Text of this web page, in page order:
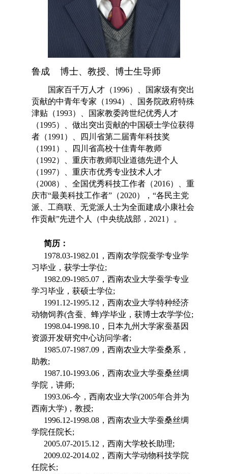
鲁成 博士、教授、博士生导师
国家百千万人才（1996）、国家级有突出
贡献的中青年专家（1994）、国务院政府特殊
津贴（1993）、国家教委跨世纪优秀人才
（1995）、做出突出贡献的中国硕士学位获得
者（1991）、四川省第二届青年科技奖
（1991）、四川省高校十佳青年教师
（1992）、重庆市教师职业道德先进个人
（1997）、重庆市优秀专业技术人才
（2008）、全国优秀科技工作者（2016）、重
庆市“最美科技工作者”（2020），“各民主党
派、工商联、无党派人士为全面建成小康社会
作贡献”先进个人（中央统战部，2021）。
简历：
1978.03-1982.01，西南农学院蚕学专业学
习毕业，获学士学位;
1982.09-1985.07，西南农业大学蚕学专业
学习毕业，获硕士学位;
1991.12-1995.12，西南农业大学特种经济
动物饲养(含蚕、蜂)学毕业，获博士农学学位;
1998.04-1998.10，日本九州大学家蚕基因
资源开发研究中心访问学者;
1985.07-1987.09，西南农业大学蚕桑系，
助教;
1987.10-1993.06，西南农业大学蚕桑丝绸
学院，讲师;
1993.06-今，西南农业大学(2005年合并为
西南大学)，教授;
1996.12-1998.08，西南农业大学蚕桑丝绸
学院任院长;
2005.07-2015.12，西南大学校长助理;
2009.02-2014.02，西南大学动物科技学院
任院长;